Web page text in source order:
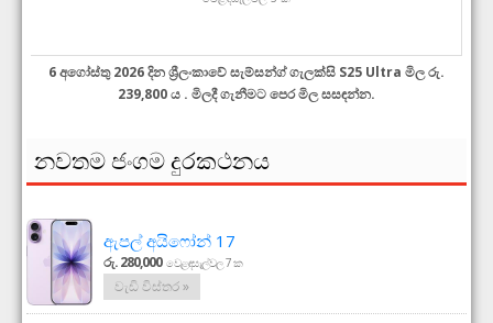
6 අගෝස්තු 2026 දින ශ්‍රීලංකාවේ සැම්සන්ග් ගැලක්සි S25 Ultra මිල රු.
239,800 ය . මිලදී ගැනීමට පෙර මිල සසඳන්න.
නවතම ජංගම දුරකථනය
ඇපල් අයිෆෝන් 17
රු. 280,000 වෙළඳසැල්වල 7 ක
වැඩි විස්තර »